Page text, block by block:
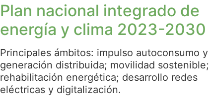
Plan nacional integrado de
energía y clima 2023-2030
Principales ámbitos: impulso autoconsumo y
generación distribuida; movilidad sostenible;
rehabilitación energética; desarrollo redes
eléctricas y digitalización.